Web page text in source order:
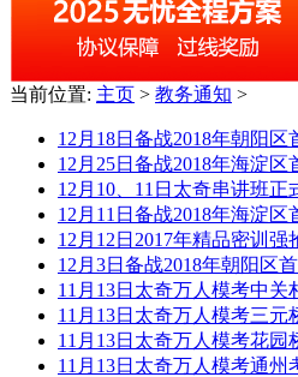
当前位置: 主页 > 教务通知 >
12月18日备战2018年朝阳区
12月25日备战2018年海淀区
12月10、11日太奇串讲班正
12月11日备战2018年海淀
12月12日2017年精品密训强
12月3日备战2018年朝阳区
11月13日太奇万人模考中关
11月13日太奇万人模考三元
11月13日太奇万人模考花园
11月13日太奇万人模考通州